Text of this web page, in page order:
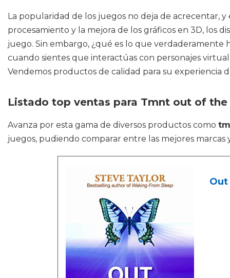
La popularidad de los juegos no deja de acrecentar,
procesamiento y la mejora de los gráficos en 3D, los
juego. Sin embargo, ¿qué es lo que verdaderamente
cuando sientes que interactúas con personajes
Vendemos productos de calidad para su experiencia
Listado top ventas para Tmnt out of the
Avanza por esta gama de diversos productos como
juegos, pudiendo comparar entre las mejores marcas